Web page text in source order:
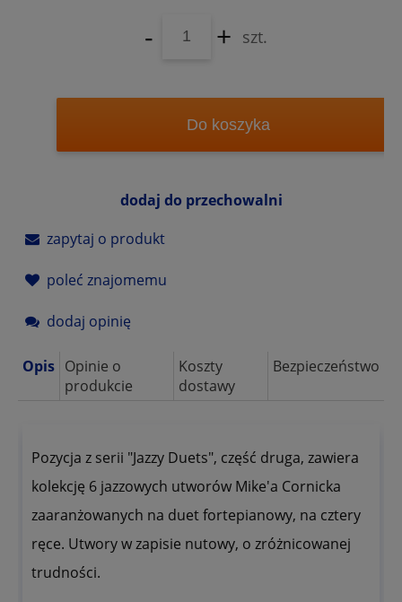
- + szt.
Do koszyka
dodaj do przechowalni
zapytaj o produkt
poleć znajomemu
dodaj opinię
Opis Opinie o
produkcie
Koszty
dostawy
Bezpieczeństwo
Pozycja z serii "Jazzy Duets", część druga, zawiera
kolekcję 6 jazzowych utworów Mike'a Cornicka
zaaranżowanych na duet fortepianowy, na cztery
ręce. Utwory w zapisie nutowy, o zróżnicowanej
trudności.